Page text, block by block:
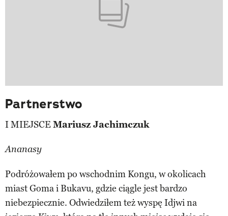
Partnerstwo
I MIEJSCEMariusz Jachimczuk
Ananasy
Podróżowałem po wschodnim Kongu, w okolicach
miast Goma i Bukavu, gdzie ciągle jest bardzo
niebezpiecznie. Odwiedziłem też wyspę Idjwi na